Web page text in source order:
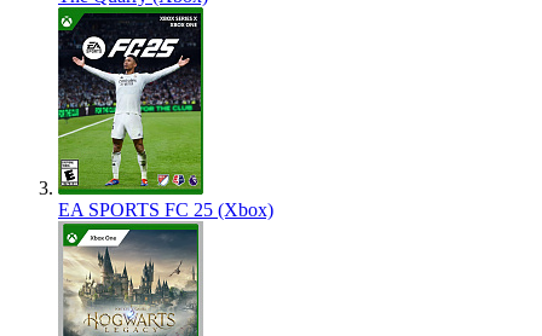
EA SPORTS FC 25 (Xbox)